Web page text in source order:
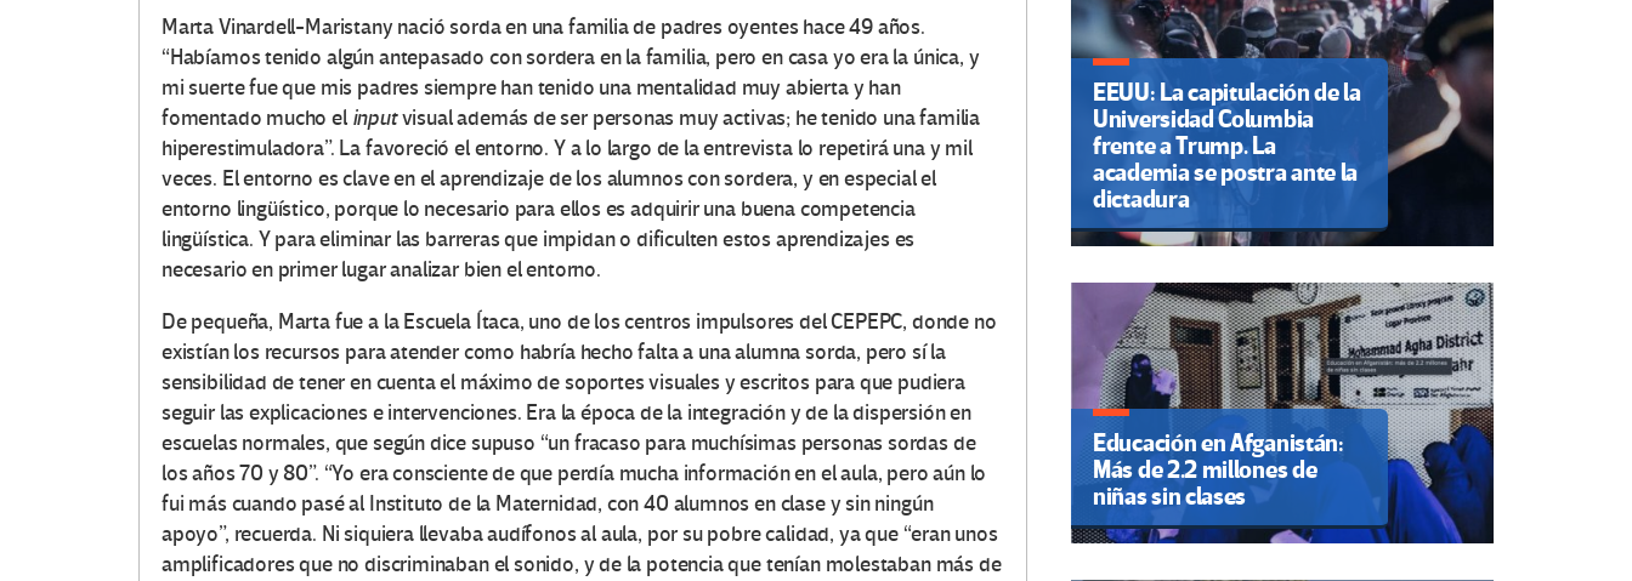
Marta Vinardell-Maristany nació sorda en una familia de padres oyentes hace 49 años.
“Habíamos tenido algún antepasado con sordera en la familia, pero en casa yo era la única, y
mi suerte fue que mis padres siempre han tenido una mentalidad muy abierta y han
fomentado mucho el inputvisual además de ser personas muy activas; he tenido una familia
hiperestimuladora”. La favoreció el entorno. Y a lo largo de la entrevista lo repetirá una y mil
veces. El entorno es clave en el aprendizaje de los alumnos con sordera, y en especial el
entorno lingüístico, porque lo necesario para ellos es adquirir una buena competencia
lingüística. Y para eliminar las barreras que impidan o dificulten estos aprendizajes es
necesario en primer lugar analizar bien el entorno.
De pequeña, Marta fue a la Escuela Ítaca, uno de los centros impulsores del CEPEPC, donde no
existían los recursos para atender como habría hecho falta a una alumna sorda, pero sí la
sensibilidad de tener en cuenta el máximo de soportes visuales y escritos para que pudiera
seguir las explicaciones e intervenciones. Era la época de la integración y de la dispersión en
escuelas normales, que según dice supuso “un fracaso para muchísimas personas sordas de
los años 70 y 80”. “Yo era consciente de que perdía mucha información en el aula, pero aún lo
fui más cuando pasé al Instituto de la Maternidad, con 40 alumnos en clase y sin ningún
apoyo”, recuerda. Ni siquiera llevaba audífonos al aula, por su pobre calidad, ya que “eran unos
amplificadores que no discriminaban el sonido, y de la potencia que tenían molestaban más de
EEUU: La capitulación de la
Universidad Columbia
frente a Trump. La
academia se postra ante la
dictadura
Educación en Afganistán:
Más de 2.2 millones de
niñas sin clases